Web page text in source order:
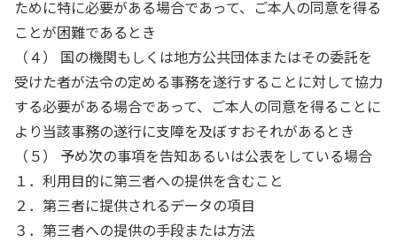
ために特に必要がある場合であって、ご本人の同意を得る
ことが困難であるとき
（４） 国の機関もしくは地方公共団体またはその委託を
受けた者が法令の定める事務を遂行することに対して協力
する必要がある場合であって、ご本人の同意を得ることに
より当該事務の遂行に支障を及ぼすおそれがあるとき
（５） 予め次の事項を告知あるいは公表をしている場合
１．利用目的に第三者への提供を含むこと
２．第三者に提供されるデータの項目
３．第三者への提供の手段または方法